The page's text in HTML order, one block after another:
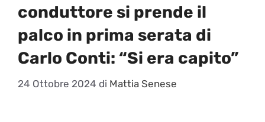
conduttore si prende il
palco in prima serata di
Carlo Conti: “Si era capito”
24 Ottobre 2024 di Mattia Senese